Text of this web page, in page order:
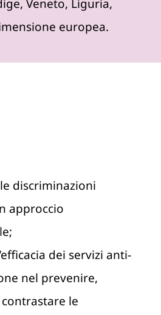
Veneto, Liguria,
europea.
discriminazioni
approccio
dei servizi anti-
nel prevenire,
le